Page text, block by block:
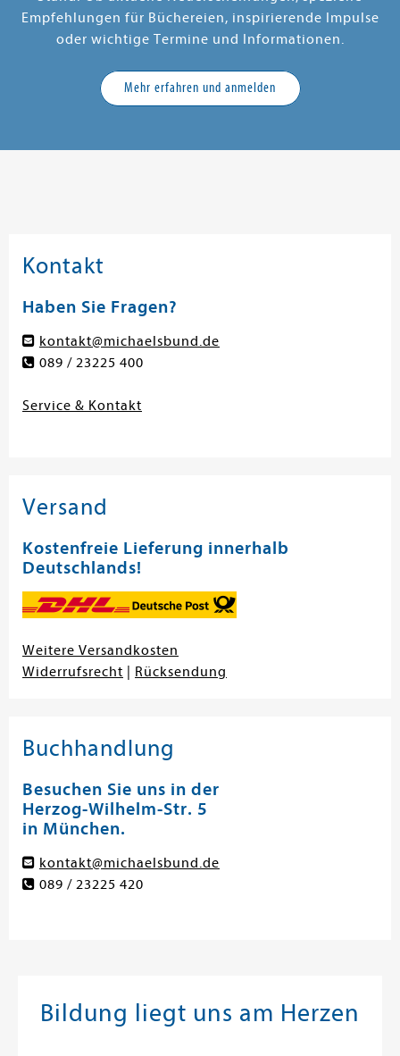
Empfehlungen für Büchereien, inspirierende Impulse
oder wichtige Termine und Informationen.
Mehr erfahren und anmelden
Kontakt
Haben Sie Fragen?
kontakt@michaelsbund.de
089 / 23225 400
Service & Kontakt
Versand
Kostenfreie Lieferung innerhalb
Deutschlands!
Weitere Versandkosten
Widerrufsrecht
Rücksendung
Buchhandlung
Besuchen Sie uns in der
Herzog-Wilhelm-Str. 5
in München.
kontakt@michaelsbund.de
089 / 23225 420
Bildung liegt uns am Herzen